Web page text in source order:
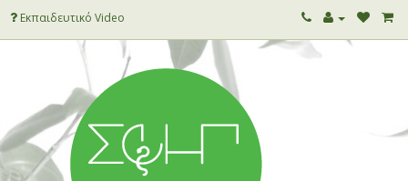
Εκπαιδευτικό Video